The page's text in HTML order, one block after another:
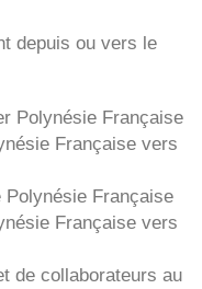
depuis ou vers le
Polynésie Française
Française vers
Polynésie Française
Française vers
de collaborateurs au